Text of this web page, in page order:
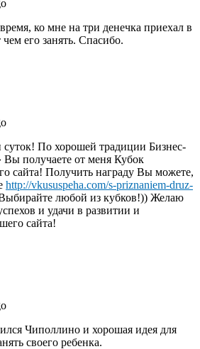
ко мне на три денечка приехал в
чем его занять. Спасибо.
суток! По хорошей традиции Бизнес-
получаете от меня Кубок
сайта! Получить награду Вы можете,
http://vkususpeha.com/s-priznaniem-druz-
любой из кубков!)) Желаю
и удачи в развитии и
сайта!
Чиполлино и хорошая идея для
своего ребенка.